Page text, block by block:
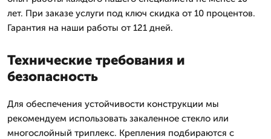
лет. При заказе услуги под ключ скидка от 10 процентов.
Гарантия на наши работы от 121 дней.
Технические требования и
безопасность
Для обеспечения устойчивости конструкции мы
рекомендуем использовать закаленное стекло или
многослойный триплекс. Крепления подбираются с